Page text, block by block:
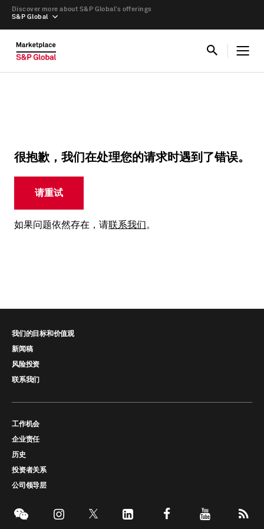
S&P Global
Discover more about S&P Global’s offerings
很抱歉，我们在处理您的请求时遇到了错误。
请重试
如果问题依然存在，请联系我们。
我们的目标和价值观
新闻稿
风险投资
联系我们
工作机会
企业责任
历史
投资者关系
公司领导层